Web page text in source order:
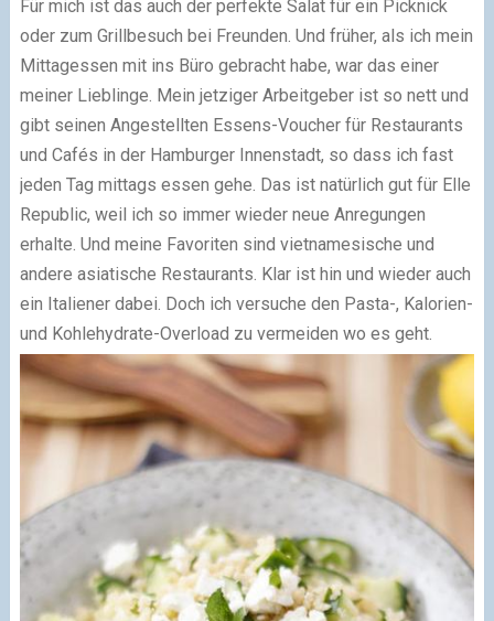
Für mich ist das auch der perfekte Salat für ein Picknick
oder zum Grillbesuch bei Freunden. Und früher, als ich mein
Mittagessen mit ins Büro gebracht habe, war das einer
meiner Lieblinge. Mein jetziger Arbeitgeber ist so nett und
gibt seinen Angestellten Essens-Voucher für Restaurants
und Cafés in der Hamburger Innenstadt, so dass ich fast
jeden Tag mittags essen gehe. Das ist natürlich gut für Elle
Republic, weil ich so immer wieder neue Anregungen
erhalte. Und meine Favoriten sind vietnamesische und
andere asiatische Restaurants. Klar ist hin und wieder auch
ein Italiener dabei. Doch ich versuche den Pasta-, Kalorien-
und Kohlehydrate-Overload zu vermeiden wo es geht.